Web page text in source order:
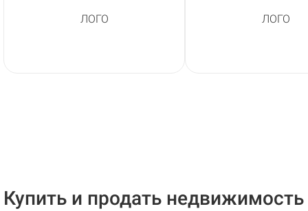
ЛОГО ЛОГО
Купить и продать